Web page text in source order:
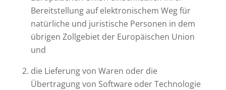
Bereitstellung auf elektronischem Weg für
natürliche und juristische Personen in dem
übrigen Zollgebiet der Europäischen Union
und
die Lieferung von Waren oder die
Übertragung von Software oder Technologie